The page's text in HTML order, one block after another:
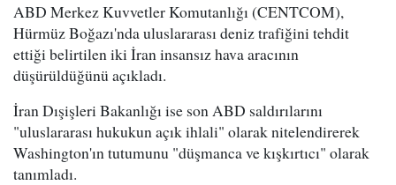
ABD Merkez Kuvvetler Komutanlığı (CENTCOM),
Hürmüz Boğazı'nda uluslararası deniz trafiğini tehdit
ettiği belirtilen iki İran insansız hava aracının
düşürüldüğünü açıkladı.
İran Dışişleri Bakanlığı ise son ABD saldırılarını
"uluslararası hukukun açık ihlali" olarak nitelendirerek
Washington'ın tutumunu "düşmanca ve kışkırtıcı" olarak
tanımladı.